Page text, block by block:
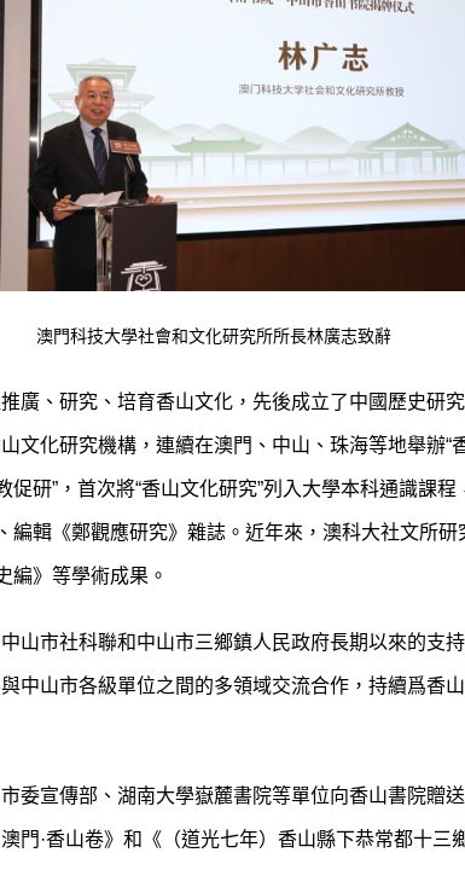
澳門科技大學社會和文化研究所所長林廣志致辭
廣、研究、培育香山文化，先後成立了中國歷史研
文化研究機構，連續在澳門、中山、珠海等地舉辦“
促研”，首次將“香山文化研究”列入大學本科通識課
編輯《鄭觀應研究》雜誌。近年來，澳科大社文所
編》等學術成果。
山市社科聯和中山市三鄉鎮人民政府長期以來的支
中山市各級單位之間的多領域交流合作，持續爲香
委宣傳部、湖南大學嶽麓書院等單位向香山書院贈
門·香山卷》和《（道光七年）香山縣下恭常都十三